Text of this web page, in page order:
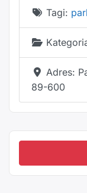
Tagi:
Adres:
89-600